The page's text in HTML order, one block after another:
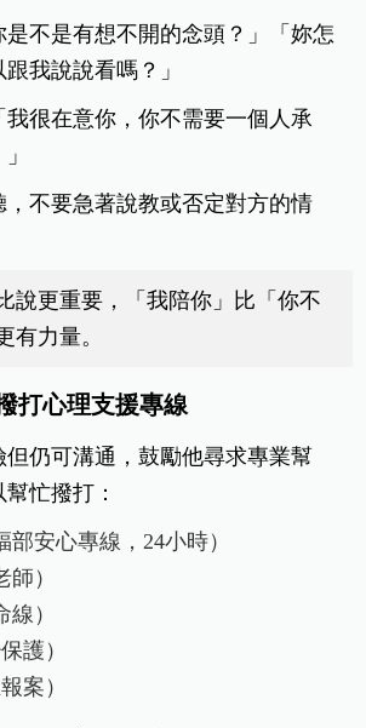
不是有想不開的念頭？」「妳怎
我說說看嗎？」
很在意你，你不需要一個人承
不要急著說教或否定對方的情
說更重要，「我陪你」比「你不
有力量。
打心理支援專線
仍可溝通，鼓勵他尋求專業幫
忙撥打：
部安心專線，24小時）
師）
線）
護）
案）